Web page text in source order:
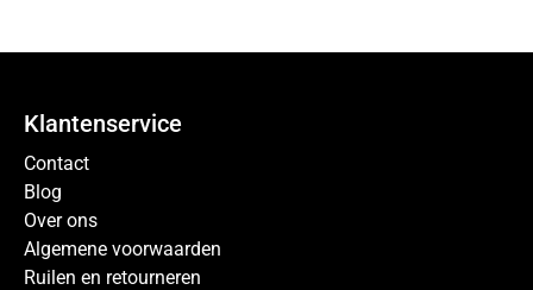
Klantenservice
Contact
Blog
Over ons
Algemene voorwaarden
Ruilen en retourneren